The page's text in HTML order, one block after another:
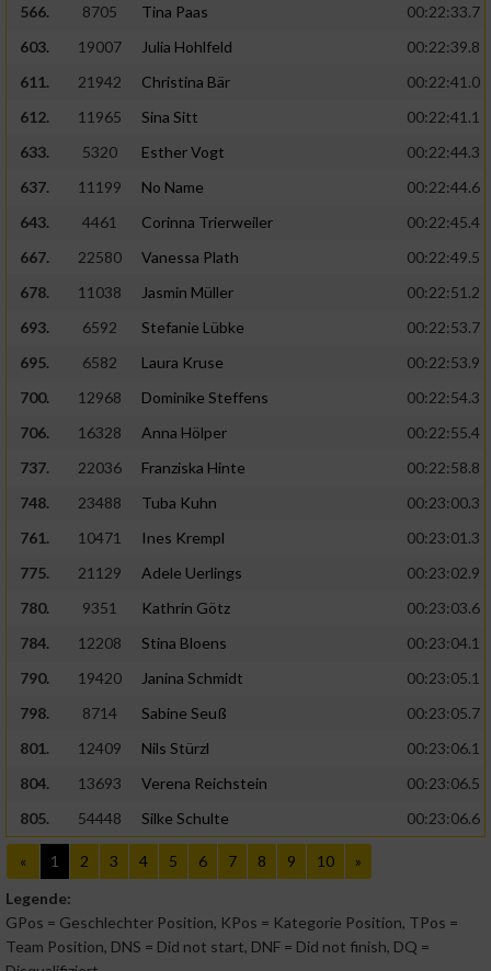
566.
8705 Tina Paas
00:22:33.7
603.
19007 Julia Hohlfeld
00:22:39.8
611.
21942 Christina Bär
00:22:41.0
612.
11965 Sina Sitt
00:22:41.1
633.
5320 Esther Vogt
00:22:44.3
637.
11199 No Name
00:22:44.6
643.
4461 Corinna Trierweiler
00:22:45.4
667.
22580 Vanessa Plath
00:22:49.5
678.
11038 Jasmin Müller
00:22:51.2
693.
6592 Stefanie Lübke
00:22:53.7
695.
6582 Laura Kruse
00:22:53.9
700.
12968 Dominike Steffens
00:22:54.3
706.
16328 Anna Hölper
00:22:55.4
737.
22036 Franziska Hinte
00:22:58.8
748.
23488 Tuba Kuhn
00:23:00.3
761.
10471 Ines Krempl
00:23:01.3
775.
21129 Adele Uerlings
00:23:02.9
780.
9351 Kathrin Götz
00:23:03.6
784.
12208 Stina Bloens
00:23:04.1
790.
19420 Janina Schmidt
00:23:05.1
798.
8714 Sabine Seuß
00:23:05.7
801.
12409 Nils Stürzl
00:23:06.1
804.
13693 Verena Reichstein
00:23:06.5
805.
54448 Silke Schulte 00:23:06.6
« 1 2 3 4 5 6 7 8 9 10
»
Legende:
GPos = Geschlechter Position, KPos = Kategorie Position, TPos =
Team Position, DNS = Did not start, DNF = Did not finish, DQ =